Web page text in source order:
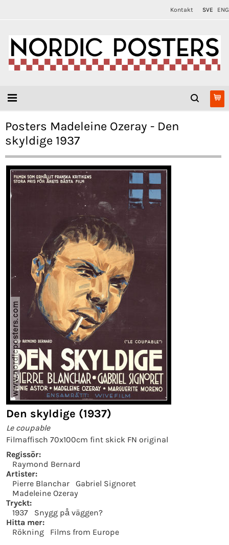
Kontakt SVE ENG
Posters Madeleine Ozeray - Den
skyldige 1937
Den skyldige (1937)
Le coupable
Filmaffisch 70x100cm fint skick FN original
Regissör:
Raymond Bernard
Artister:
Pierre Blanchar
Gabriel Signoret
Madeleine Ozeray
Tryckt:
1937
Snygg på väggen?
Hitta mer:
Rökning
Films from Europe